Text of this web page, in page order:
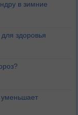
в зимние
здоровья
уменьшает